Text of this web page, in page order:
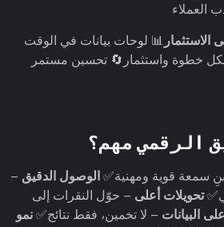
العملاء
📊 لوحات بيانات في الوقت
خطوة واستثمار 🔄 تحسين مستمر
الرقمي مهم؟
سمعة قوية ومهنية✅ الوصول الدقيق –
✅تحويلات أعلى – حوّل النقرات إلى
البيانات – لا تخمين، فقط نتائج✅ نمو